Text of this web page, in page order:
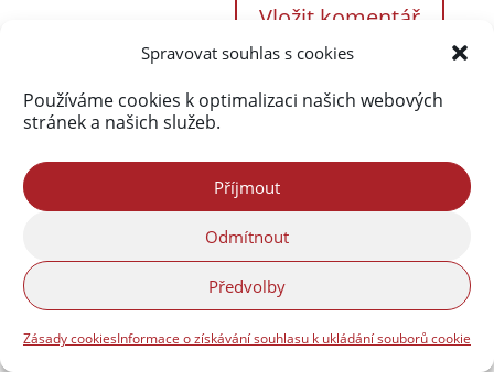
Spravovat souhlas s cookies
Používáme cookies k optimalizaci našich webových
stránek a našich služeb.
Příjmout
Odmítnout
Předvolby
Zásady cookiesInformace o získávání souhlasu k ukládání souborů cookie
Web používá Akismet ke snížení množství
spamu.Zjistěte, jak jsou zpracovávány údaje z
youtube